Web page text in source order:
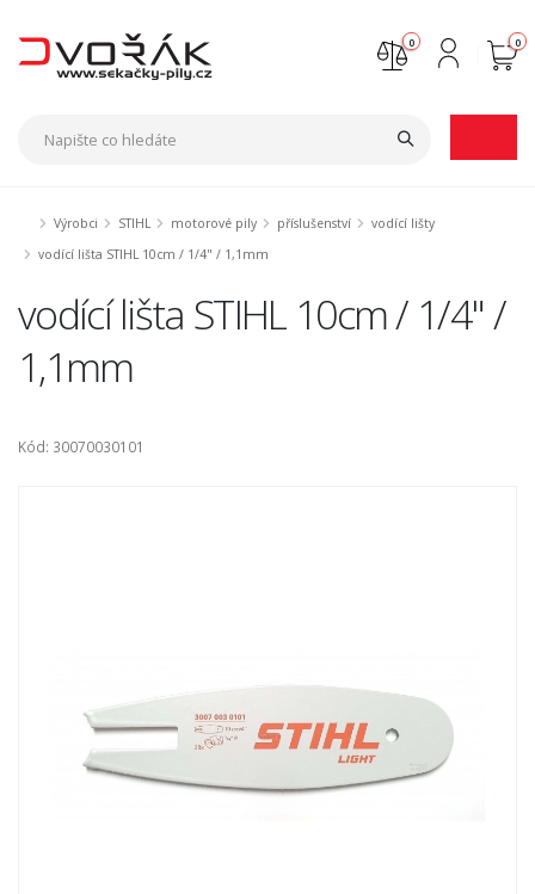
0
0
Výrobci STIHL motorové pily příslušenství
vodící lišty
vodící lišta STIHL 10cm / 1/4" / 1,1mm
vodící lišta STIHL 10cm / 1/4" /
1,1mm
Kód: 30070030101